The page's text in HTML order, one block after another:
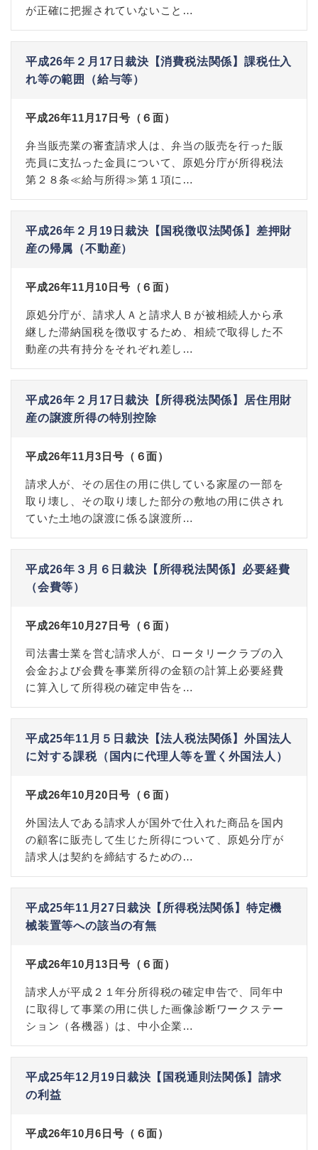
が正確に把握されていないこと…
平成26年２月17日裁決【消費税法関係】課税仕入
れ等の範囲（給与等）
平成26年11月17日号（６面）
弁当販売業の審査請求人は、弁当の販売を行った販
売員に支払った金員について、原処分庁が所得税法
第２８条≪給与所得≫第１項に…
平成26年２月19日裁決【国税徴収法関係】差押財
産の帰属（不動産）
平成26年11月10日号（６面）
原処分庁が、請求人Ａと請求人Ｂが被相続人から承
継した滞納国税を徴収するため、相続で取得した不
動産の共有持分をそれぞれ差し…
平成26年２月17日裁決【所得税法関係】居住用財
産の譲渡所得の特別控除
平成26年11月3日号（６面）
請求人が、その居住の用に供している家屋の一部を
取り壊し、その取り壊した部分の敷地の用に供され
ていた土地の譲渡に係る譲渡所…
平成26年３月６日裁決【所得税法関係】必要経費
（会費等）
平成26年10月27日号（６面）
司法書士業を営む請求人が、ロータリークラブの入
会金および会費を事業所得の金額の計算上必要経費
に算入して所得税の確定申告を…
平成25年11月５日裁決【法人税法関係】外国法人
に対する課税（国内に代理人等を置く外国法人）
平成26年10月20日号（６面）
外国法人である請求人が国外で仕入れた商品を国内
の顧客に販売して生じた所得について、原処分庁が
請求人は契約を締結するための…
平成25年11月27日裁決【所得税法関係】特定機
械装置等への該当の有無
平成26年10月13日号（６面）
請求人が平成２１年分所得税の確定申告で、同年中
に取得して事業の用に供した画像診断ワークステー
ション（各機器）は、中小企業…
平成25年12月19日裁決【国税通則法関係】請求
の利益
平成26年10月6日号（６面）